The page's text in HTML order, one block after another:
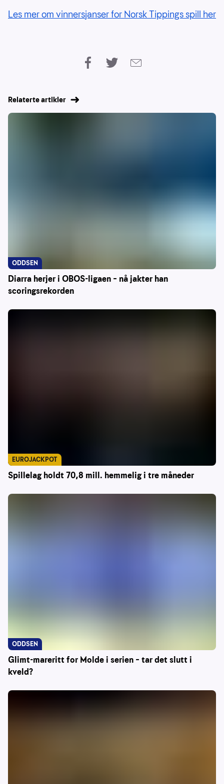
Les mer om vinnersjanser for Norsk Tippings spill her
Relaterte artikler
Diarra herjer i OBOS-ligaen – nå jakter han
scoringsrekorden
ODDSEN
Spillelag holdt 70,8 mill. hemmelig i tre måneder
EUROJACKPOT
Glimt-mareritt for Molde i serien – tar det slutt i
kveld?
ODDSEN